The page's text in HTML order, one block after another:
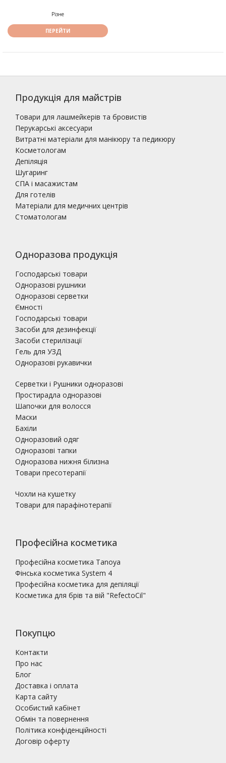
Різне
ПЕРЕЙТИ
Продукція для майстрів
Товари для лашмейкерів та бровистів
Перукарські аксесуари
Витратні матеріали для манікюру та педикюру
Косметологам
Депіляція
Шугаринг
СПА і масажистам
Для готелів
Матеріали для медичних центрів
Стоматологам
Одноразова продукція
Господарські товари
Одноразові рушники
Одноразові серветки
Ємності
Господарські товари
Засоби для дезинфекції
Засоби стерилізації
Гель для УЗД
Одноразові рукавички
Серветки і Рушники одноразові
Простирадла одноразові
Шапочки для волосся
Маски
Бахіли
Одноразовий одяг
Одноразові тапки
Одноразова нижня білизна
Товари пресотерапії
Чохли на кушетку
Товари для парафінотерапії
Професійна косметика
Професійна косметика Tanoya
Фінська косметика System 4
Професійна косметика для депіляції
Косметика для брів та вій "RefectoCil"
Покупцю
Контакти
Про нас
Блог
Доставка і оплата
Карта сайту
Особистий кабінет
Обмін та повернення
Політика конфіденційності
Договір оферту